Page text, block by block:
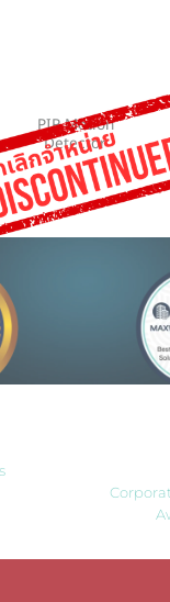
Discontinued
PIR Motion
Detector